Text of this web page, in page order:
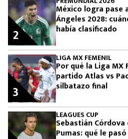
México logra pase
Ángeles 2028:
había clasificado
2
LIGA MX FEMENIL
Por qué la Liga
partido Atlas vs
silbatazo final
3
LEAGUES CUP
Sebastián
Pumas: qué le